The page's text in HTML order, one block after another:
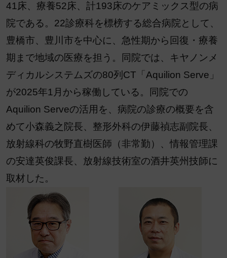
41床、療養52床、計193床のケアミックス型の病
院である。22診療科を標榜する総合病院として、
豊橋市、豊川市を中心に、急性期から回復・療養
期まで地域の医療を担う。同院では、キヤノンメ
ディカルシステムズの80列CT「Aquilion Serve」
が2025年1月から稼働している。同院での
Aquilion Serveの活用を、病院の診療の概要を含
めて小森義之院長、整形外科の伊藤禎志副院長、
放射線科の牧野直樹医師（非常勤）、情報管理課
の安達英俊課長、放射線技術室の酒井英州技師に
取材した。